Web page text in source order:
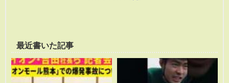
最近書いた記事